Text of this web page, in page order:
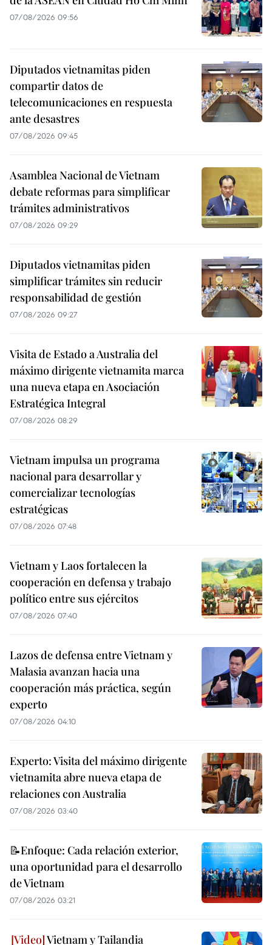
07/08/2026 09:56
Diputados vietnamitas piden
compartir datos de
telecomunicaciones en respuesta
ante desastres
07/08/2026 09:45
Asamblea Nacional de Vietnam
debate reformas para simplificar
trámites administrativos
07/08/2026 09:29
Diputados vietnamitas piden
simplificar trámites sin reducir
responsabilidad de gestión
07/08/2026 09:27
Visita de Estado a Australia del
máximo dirigente vietnamita marca
una nueva etapa en Asociación
Estratégica Integral
07/08/2026 08:29
Vietnam impulsa un programa
nacional para desarrollar y
comercializar tecnologías
estratégicas
07/08/2026 07:48
Vietnam y Laos fortalecen la
cooperación en defensa y trabajo
político entre sus ejércitos
07/08/2026 07:40
Lazos de defensa entre Vietnam y
Malasia avanzan hacia una
cooperación más práctica, según
experto
07/08/2026 04:10
Experto: Visita del máximo dirigente
vietnamita abre nueva etapa de
relaciones con Australia
07/08/2026 03:40
📝Enfoque: Cada relación exterior,
una oportunidad para el desarrollo
de Vietnam
07/08/2026 03:21
Vietnam y Tailandia